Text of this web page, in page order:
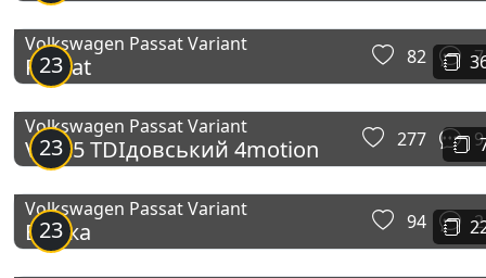
23
Volkswagen Passat Variant
Passat 82 7
23
Volkswagen Passat Variant
V6 2.5 TDIдовський 4motion 277 9
23
Volkswagen Passat Variant
Баржа 94 2